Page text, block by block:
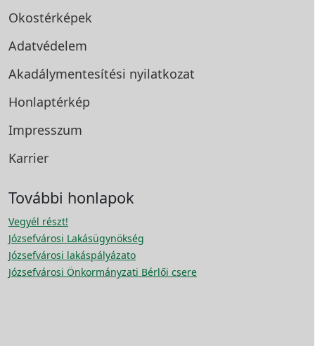
Okostérképek
Adatvédelem
Akadálymentesítési nyilatkozat
Honlaptérkép
Impresszum
Karrier
További honlapok
Vegyél részt!
Józsefvárosi Lakásügynökség
Józsefvárosi lakáspályázato
Józsefvárosi Önkormányzati Bérlői csere